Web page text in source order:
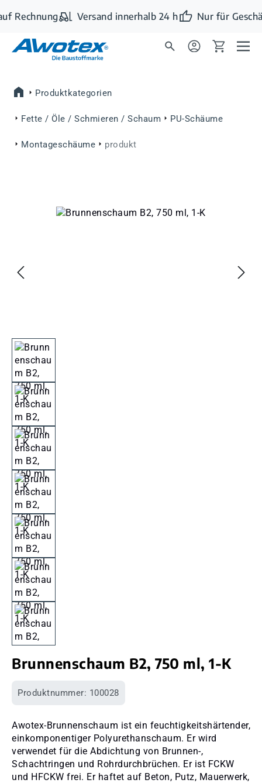
Zum Hauptinhalt springen
Rechnung Versand innerhalb 24 h Nur für
Produktkategorien
Fette / Öle / Schmieren / Schaum PU-Schäume
Montageschäume produkt
Bildergalerie überspringen
Brunnenschaum B2, 750 ml, 1-K
Produktnummer: 100028
Awotex-Brunnenschaum ist ein feuchtigkeitshärtender,
einkomponentiger Polyurethanschaum. Er wird
verwendet für die Abdichtung von Brunnen-,
Schachtringen und Rohrdurchbrüchen. Er ist FCKW
und HFCKW frei. Er haftet auf Beton, Putz, Mauerwerk,